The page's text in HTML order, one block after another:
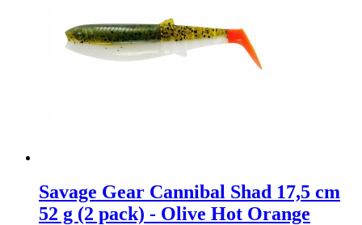
Savage Gear Cannibal Shad 17,5 cm
52 g (2 pack) - Olive Hot Orange